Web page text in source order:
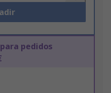
pedidos